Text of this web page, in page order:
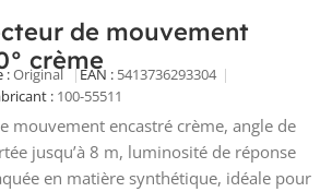
de mouvement
crème
:Original EAN : 5413736293304
: 100-55511
mouvement encastré crème, angle de
jusqu’à 8 m, luminosité de réponse
en matière synthétique, idéale pour